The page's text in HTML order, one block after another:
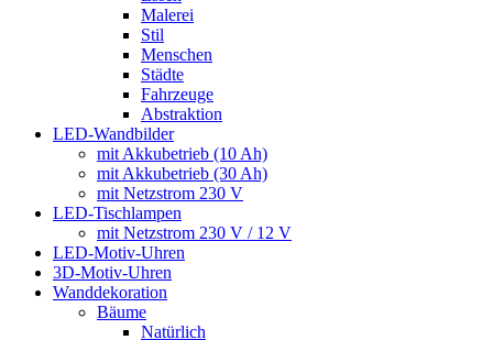
Malerei
Stil
Menschen
Städte
Fahrzeuge
Abstraktion
LED-Wandbilder
mit Akkubetrieb (10 Ah)
mit Akkubetrieb (30 Ah)
mit Netzstrom 230 V
LED-Tischlampen
mit Netzstrom 230 V / 12 V
LED-Motiv-Uhren
3D-Motiv-Uhren
Wanddekoration
Bäume
Natürlich